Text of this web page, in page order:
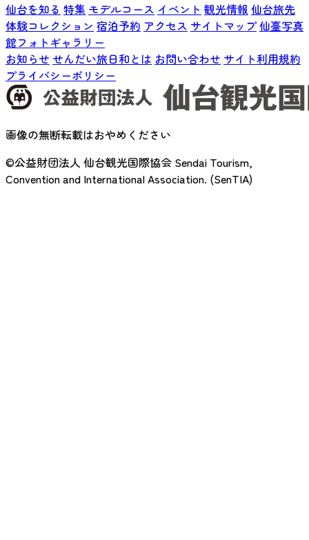
仙台を知る 特集 モデルコース イベント 観光情報 仙台旅先
体験コレクション 宿泊予約 アクセス サイトマップ仙臺写真
館フォトギャラリー
お知らせ せんだい旅日和とは お問い合わせ サイト利用規約
プライバシーポリシー
画像の無断転載はおやめください
©公益財団法人 仙台観光国際協会 Sendai Tourism,
Convention and International Association. (SenTIA)